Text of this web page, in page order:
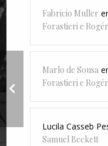
Livros lidos
julho de
Fabricio Muller
Forastieri e
Marlo de Sousa
Forastieri e
Lucila Casseb
Samuel Beckett